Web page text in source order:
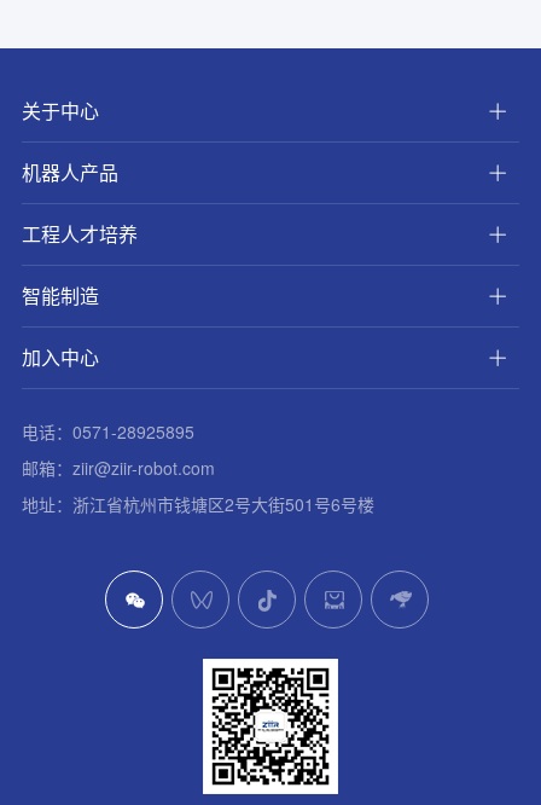
关于中心
机器人产品
工程人才培养
智能制造
加入中心
电话：0571-28925895
邮箱：ziir@ziir-robot.com
地址：浙江省杭州市钱塘区2号大街501号6号楼